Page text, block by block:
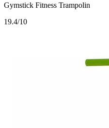
Gymstick Fitness Trampolin
19.4/10